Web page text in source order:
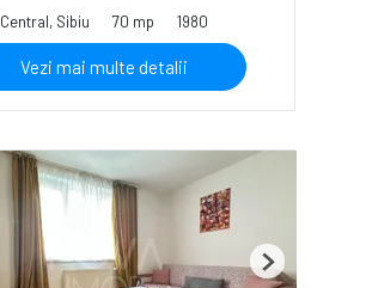
Central, Sibiu
70 mp 1980
Vezi mai multe detalii
Next